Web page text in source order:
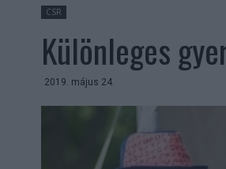
CSR
Különleges
2019. május 24.